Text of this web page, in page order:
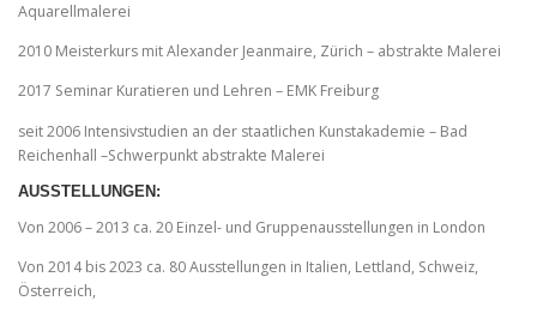
Aquarellmalerei
2010 Meisterkurs mit Alexander Jeanmaire, Zürich – abstrakte Malerei
2017 Seminar Kuratieren und Lehren – EMK Freiburg
seit 2006 Intensivstudien an der staatlichen Kunstakademie – Bad
Reichenhall –Schwerpunkt abstrakte Malerei
AUSSTELLUNGEN:
Von 2006 – 2013 ca. 20 Einzel- und Gruppenausstellungen in London
Von 2014 bis 2023 ca. 80 Ausstellungen in Italien, Lettland, Schweiz,
Österreich,